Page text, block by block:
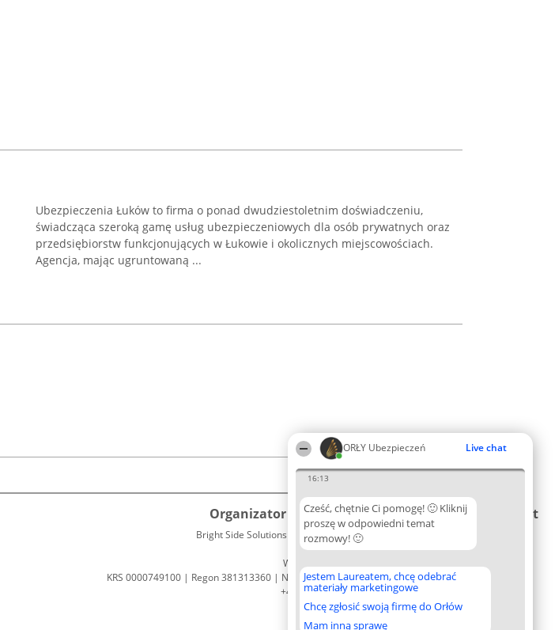
ORŁY Ubezpieczeń Live chat
16:13
Cześć, chętnie Ci pomogę! 🙂 Kliknij
proszę w odpowiedni temat
rozmowy! 🙂
Jestem Laureatem, chcę odebrać
materiały marketingowe
Chcę zgłosić swoją firmę do Orłów
Mam inną sprawę
Ubezpieczenia Łuków to firma o ponad dwudziestoletnim doświadczeniu,
świadcząca szeroką gamę usług ubezpieczeniowych dla osób prywatnych oraz
przedsiębiorstw funkcjonujących w Łukowie i okolicznych miejscowościach.
Agencja, mając ugruntowaną ...
Organizator plebiscytu
Bright Side Solutions sp. z o. o. sp. k.
ul. Ruska 22
Wrocław 50-079
KRS 0000749100 | Regon 381313360 | NIP 8943132676
+48 508 492 400
Plebiscyt
Lista
Laureatów
Zasady
Regulamin
Kontakt